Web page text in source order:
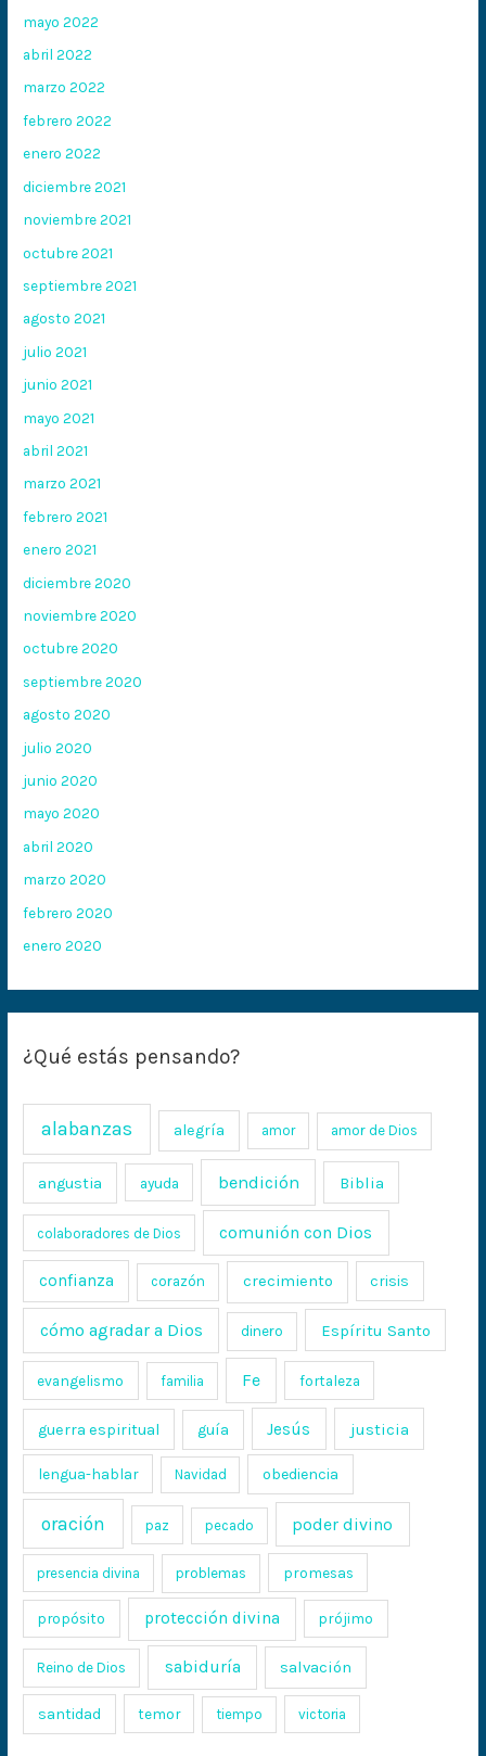
mayo 2022
abril 2022
marzo 2022
febrero 2022
enero 2022
diciembre 2021
noviembre 2021
octubre 2021
septiembre 2021
agosto 2021
julio 2021
junio 2021
mayo 2021
abril 2021
marzo 2021
febrero 2021
enero 2021
diciembre 2020
noviembre 2020
octubre 2020
septiembre 2020
agosto 2020
julio 2020
junio 2020
mayo 2020
abril 2020
marzo 2020
febrero 2020
enero 2020
¿Qué estás pensando?
alabanzas alegría amor amor de Dios
angustia ayuda bendición Biblia
colaboradores de Dios comunión con Dios
confianza corazón crecimiento crisis
cómo agradar a Dios dinero Espíritu Santo
evangelismo familia Fe fortaleza
guerra espiritual guía Jesús justicia
lengua-hablar Navidad obediencia
oración paz pecado poder divino
presencia divina problemas promesas
propósito protección divina prójimo
Reino de Dios sabiduría salvación
santidad temor tiempo victoria